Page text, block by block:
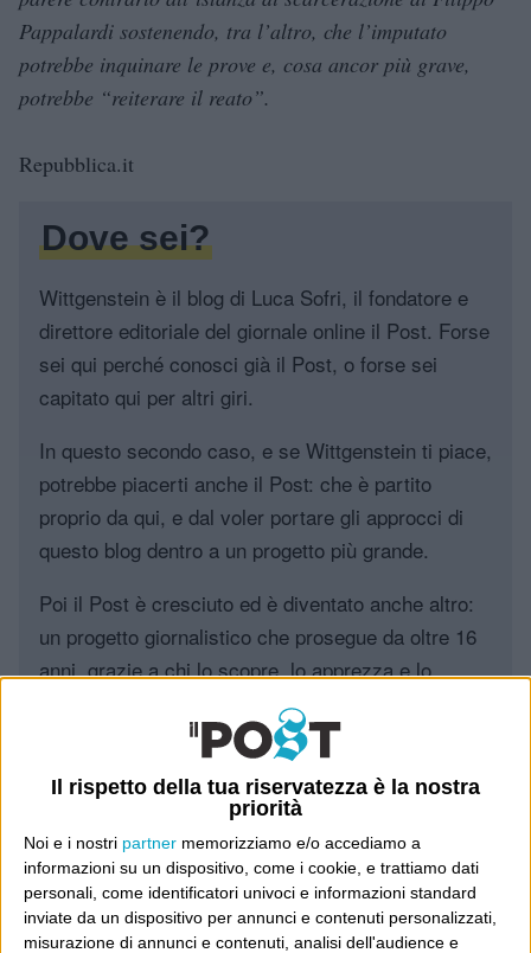
Il rispetto della tua riservatezza è la nostra
priorità
Noi e i nostri partner memorizziamo e/o accediamo a
informazioni su un dispositivo, come i cookie, e trattiamo dati
personali, come identificatori univoci e informazioni standard
inviate da un dispositivo per annunci e contenuti personalizzati,
misurazione di annunci e contenuti, analisi dell'audience e
Pappalardi sostenendo, tra l’altro, che l’imputato
potrebbe inquinare le prove e, cosa ancor più grave,
potrebbe “reiterare il reato”.
Repubblica.it
Dove sei?
Wittgenstein è il blog di Luca Sofri, il fondatore e
direttore editoriale del giornale online il Post. Forse
sei qui perché conosci già il Post, o forse sei
capitato qui per altri giri.
In questo secondo caso, e se Wittgenstein ti piace,
potrebbe piacerti anche il Post: che è partito
proprio da qui, e dal voler portare gli approcci di
questo blog dentro a un progetto più grande.
Poi il Post è cresciuto ed è diventato anche altro:
un progetto giornalistico che prosegue da oltre 16
anni, grazie a chi lo scopre, lo apprezza e lo
Leggi il Post, magari ti piace
Luca Sofri Wittgenstein